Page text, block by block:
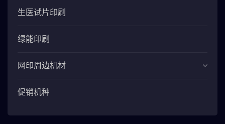
生医试片印刷
绿能印刷
网印周边机材
促销机种